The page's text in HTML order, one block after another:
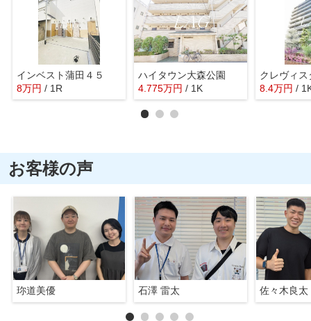
インベスト蒲田４５
8万円 / 1R
ハイタウン大森公園
4.775万円 / 1K 8.4万円 /
お客様の声
珎道美優 石澤 雷太 佐々木良太